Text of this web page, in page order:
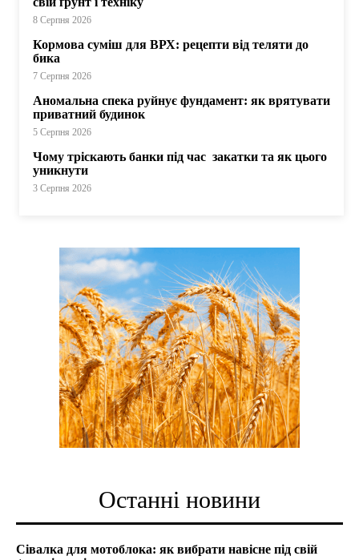
8 Серпня 2026
Кормова суміш для ВРХ: рецепти від теляти до
бика
7 Серпня 2026
Аномальна спека руйнує фундамент: як врятувати
приватний будинок
5 Серпня 2026
Чому тріскають банки під час закатки та як цього
уникнути
3 Серпня 2026
Останні новини
Сівалка для мотоблока: як вибрати навісне під свій